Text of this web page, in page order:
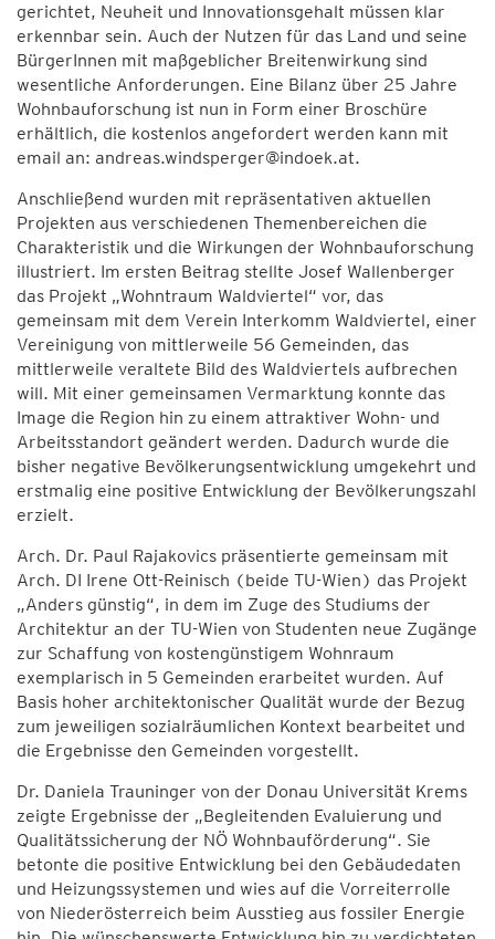
gerichtet, Neuheit und Innovationsgehalt müssen klar
erkennbar sein. Auch der Nutzen für das Land und seine
BürgerInnen mit maßgeblicher Breitenwirkung sind
wesentliche Anforderungen. Eine Bilanz über 25 Jahre
Wohnbauforschung ist nun in Form einer Broschüre
erhältlich, die kostenlos angefordert werden kann mit
email an: andreas.windsperger@indoek.at.
Anschließend wurden mit repräsentativen aktuellen
Projekten aus verschiedenen Themenbereichen die
Charakteristik und die Wirkungen der Wohnbauforschung
illustriert. Im ersten Beitrag stellte Josef Wallenberger
das Projekt „Wohntraum Waldviertel“ vor, das
gemeinsam mit dem Verein Interkomm Waldviertel, einer
Vereinigung von mittlerweile 56 Gemeinden, das
mittlerweile veraltete Bild des Waldviertels aufbrechen
will. Mit einer gemeinsamen Vermarktung konnte das
Image die Region hin zu einem attraktiver Wohn- und
Arbeitsstandort geändert werden. Dadurch wurde die
bisher negative Bevölkerungsentwicklung umgekehrt und
erstmalig eine positive Entwicklung der Bevölkerungszahl
erzielt.
Arch. Dr. Paul Rajakovics präsentierte gemeinsam mit
Arch. DI Irene Ott-Reinisch (beide TU-Wien) das Projekt
„Anders günstig“, in dem im Zuge des Studiums der
Architektur an der TU-Wien von Studenten neue Zugänge
zur Schaffung von kostengünstigem Wohnraum
exemplarisch in 5 Gemeinden erarbeitet wurden. Auf
Basis hoher architektonischer Qualität wurde der Bezug
zum jeweiligen sozialräumlichen Kontext bearbeitet und
die Ergebnisse den Gemeinden vorgestellt.
Dr. Daniela Trauninger von der Donau Universität Krems
zeigte Ergebnisse der „Begleitenden Evaluierung und
Qualitätssicherung der NÖ Wohnbauförderung“. Sie
betonte die positive Entwicklung bei den Gebäudedaten
und Heizungssystemen und wies auf die Vorreiterrolle
von Niederösterreich beim Ausstieg aus fossiler Energie